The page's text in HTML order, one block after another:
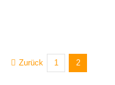
Zurück 1 2